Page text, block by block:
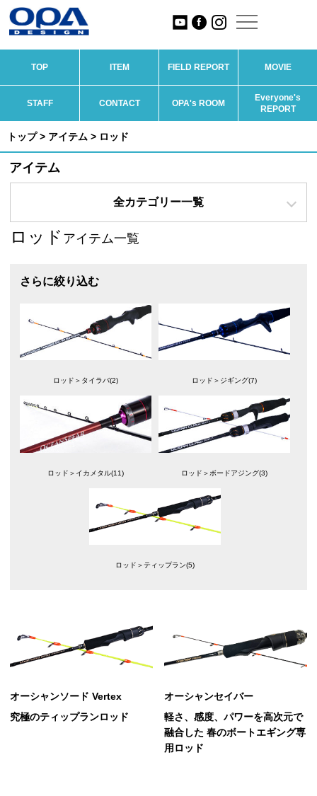
TOP ITEM FIELD REPORT MOVIE
STAFF CONTACT OPA's ROOM
Everyone's
REPORT
トップ> アイテム > ロッド
アイテム
全カテゴリー一覧
ロッド アイテム一覧
ロッド＞タイラバ(2) ロッド＞ジギング(7)
ロッド＞イカメタル(11) ロッド＞ボードアジング(3)
ロッド＞ティップラン(5)
オーシャンソード Vertex
究極のティップランロッド
オーシャンセイバー
軽さ、感度、パワーを高次元で
融合した 春のボートエギング専
用ロッド